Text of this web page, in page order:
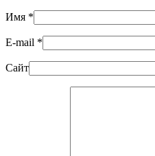
Имя *
E-mail *
Сайт